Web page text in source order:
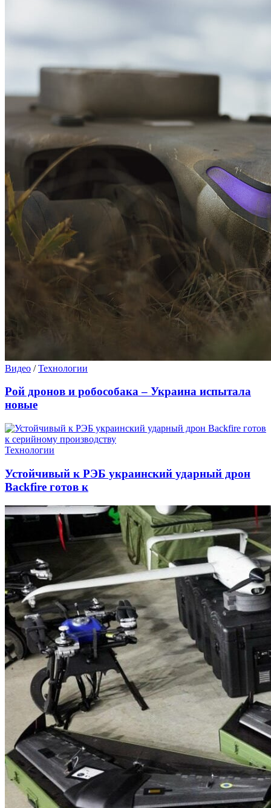
Видео /Технологии
Рой дронов и робособака – Украина испытала
новые
Технологии
Устойчивый к РЭБ украинский ударный дрон
Backfire готов к